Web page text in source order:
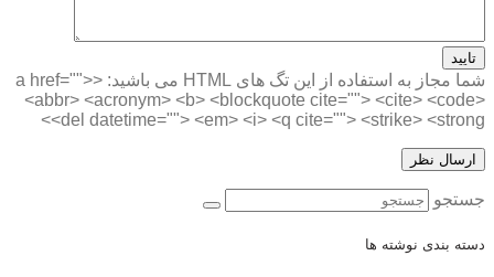
تایید
شما مجاز به استفاده از این تگ های HTML می باشید:
<a href="">
<abbr> <acronym> <b> <blockquote cite=""> <cite> <code>
<del datetime=""> <em> <i> <q cite=""> <strike> <strong>
جستجو
دسته بندی نوشته ها